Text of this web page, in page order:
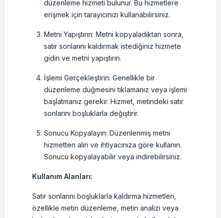
düzenleme hizmeti bulunur. Bu hizmetlere
erişmek için tarayıcınızı kullanabilirsiniz.
Metni Yapıştırın: Metni kopyaladıktan sonra,
satır sonlarını kaldırmak istediğiniz hizmete
gidin ve metni yapıştırın.
İşlemi Gerçekleştirin: Genellikle bir
düzenleme düğmesini tıklamanız veya işlemi
başlatmanız gerekir. Hizmet, metindeki satır
sonlarını boşluklarla değiştirir.
Sonucu Kopyalayın: Düzenlenmiş metni
hizmetten alın ve ihtiyacınıza göre kullanın.
Sonucu kopyalayabilir veya indirebilirsiniz.
Kullanım Alanları:
Satır sonlarını boşluklarla kaldırma hizmetleri,
özellikle metin düzenleme, metin analizi veya